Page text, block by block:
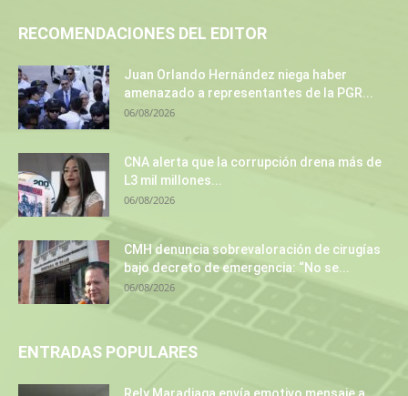
RECOMENDACIONES DEL EDITOR
Juan Orlando Hernández niega haber
amenazado a representantes de la PGR...
06/08/2026
CNA alerta que la corrupción drena más de
L3 mil millones...
06/08/2026
CMH denuncia sobrevaloración de cirugías
bajo decreto de emergencia: “No se...
06/08/2026
ENTRADAS POPULARES